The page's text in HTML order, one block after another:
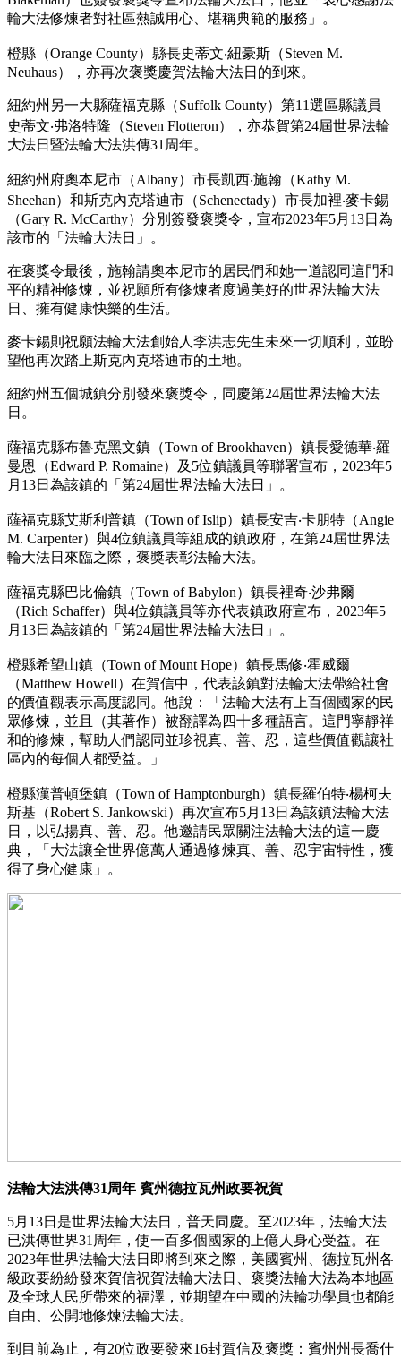
輪大法修煉者對社區熱誠用心、堪稱典範的服務」。
橙縣（Orange County）縣長史蒂文‧紐豪斯（Steven M.
Neuhaus），亦再次褒獎慶賀法輪大法日的到來。
紐約州另一大縣薩福克縣（Suffolk County）第11選區縣議員
史蒂文‧弗洛特隆（Steven Flotteron），亦恭賀第24屆世界法輪
大法日暨法輪大法洪傳31周年。
紐約州府奧本尼市（Albany）市長凱西‧施翰（Kathy M.
Sheehan）和斯克內克塔迪市（Schenectady）市長加裡‧麥卡錫
（Gary R. McCarthy）分別簽發褒獎令，宣布2023年5月13日為
該市的「法輪大法日」。
在褒獎令最後，施翰請奧本尼市的居民們和她一道認同這門和
平的精神修煉，並祝願所有修煉者度過美好的世界法輪大法
日、擁有健康快樂的生活。
麥卡錫則祝願法輪大法創始人李洪志先生未來一切順利，並盼
望他再次踏上斯克內克塔迪市的土地。
紐約州五個城鎮分別發來褒獎令，同慶第24屆世界法輪大法
日。
薩福克縣布魯克黑文鎮（Town of Brookhaven）鎮長愛德華‧羅
曼恩（Edward P. Romaine）及5位鎮議員等聯署宣布，2023年5
月13日為該鎮的「第24屆世界法輪大法日」。
薩福克縣艾斯利普鎮（Town of Islip）鎮長安吉‧卡朋特（Angie
M. Carpenter）與4位鎮議員等組成的鎮政府，在第24屆世界法
輪大法日來臨之際，褒獎表彰法輪大法。
薩福克縣巴比倫鎮（Town of Babylon）鎮長裡奇‧沙弗爾
（Rich Schaffer）與4位鎮議員等亦代表鎮政府宣布，2023年5
月13日為該鎮的「第24屆世界法輪大法日」。
橙縣希望山鎮（Town of Mount Hope）鎮長馬修‧霍威爾
（Matthew Howell）在賀信中，代表該鎮對法輪大法帶給社會
的價值觀表示高度認同。他說：「法輪大法有上百個國家的民
眾修煉，並且（其著作）被翻譯為四十多種語言。這門寧靜祥
和的修煉，幫助人們認同並珍視真、善、忍，這些價值觀讓社
區內的每個人都受益。」
橙縣漢普頓堡鎮（Town of Hamptonburgh）鎮長羅伯特‧楊柯夫
斯基（Robert S. Jankowski）再次宣布5月13日為該鎮法輪大法
日，以弘揚真、善、忍。他邀請民眾關注法輪大法的這一慶
典，「大法讓全世界億萬人通過修煉真、善、忍宇宙特性，獲
得了身心健康」。
法輪大法洪傳31周年 賓州德拉瓦州政要祝賀
5月13日是世界法輪大法日，普天同慶。至2023年，法輪大法
已洪傳世界31周年，使一百多個國家的上億人身心受益。在
2023年世界法輪大法日即將到來之際，美國賓州、德拉瓦州各
級政要紛紛發來賀信祝賀法輪大法日、褒獎法輪大法為本地區
及全球人民所帶來的福澤，並期望在中國的法輪功學員也都能
自由、公開地修煉法輪大法。
到目前為止，有20位政要發來16封賀信及褒獎：賓州州長喬什